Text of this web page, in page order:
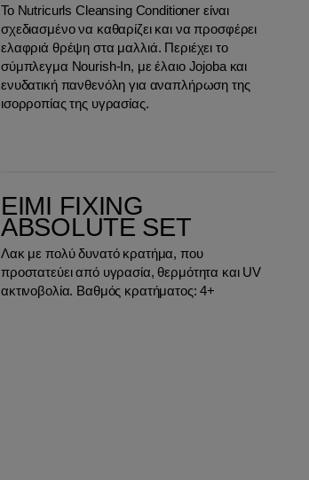
Το Nutricurls Cleansing Conditioner είναι
σχεδιασμένο να καθαρίζει και να προσφέρει
ελαφριά θρέψη στα μαλλιά. Περιέχει το
σύμπλεγμα Nourish-In, με έλαιο Jojoba και
ενυδατική πανθενόλη για αναπλήρωση της
ισορροπίας της υγρασίας.
EIMI FIXING
ABSOLUTE SET
Λακ με πολύ δυνατό κρατήμα, που
προστατεύει από υγρασία, θερμότητα και UV
ακτινοβολία. Βαθμός κρατήματος: 4+